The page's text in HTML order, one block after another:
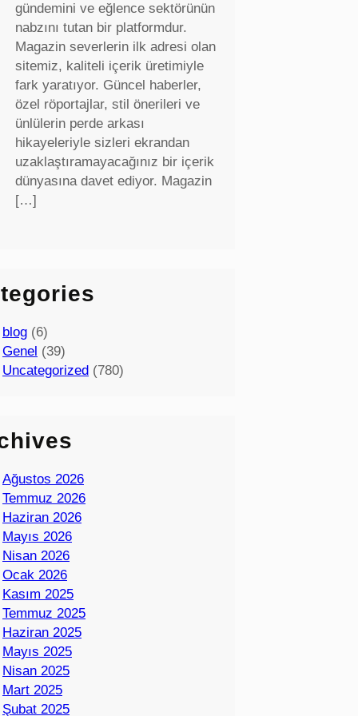
gündemini ve eğlence sektörünün
nabzını tutan bir platformdur.
Magazin severlerin ilk adresi olan
sitemiz, kaliteli içerik üretimiyle
fark yaratıyor. Güncel haberler,
özel röportajlar, stil önerileri ve
ünlülerin perde arkası
hikayeleriyle sizleri ekrandan
uzaklaştıramayacağınız bir içerik
dünyasına davet ediyor. Magazin
[…]
blog (6)
Genel (39)
Uncategorized (780)
Ağustos 2026
Temmuz 2026
Haziran 2026
Mayıs 2026
Nisan 2026
Ocak 2026
Kasım 2025
Temmuz 2025
Haziran 2025
Mayıs 2025
Nisan 2025
Mart 2025
Şubat 2025